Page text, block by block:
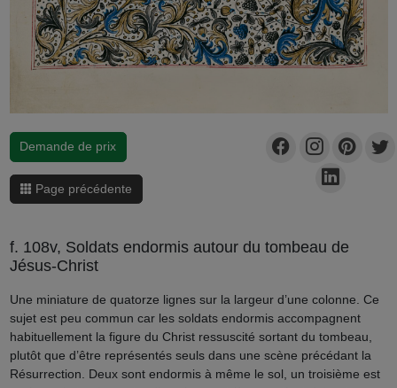
Demande de prix
Page précédente
f. 108v, Soldats endormis autour du tombeau de
Jésus-Christ
Une miniature de quatorze lignes sur la largeur d’une colonne. Ce
sujet est peu commun car les soldats endormis accompagnent
habituellement la figure du Christ ressuscité sortant du tombeau,
plutôt que d’être représentés seuls dans une scène précédant la
Résurrection. Deux sont endormis à même le sol, un troisième est